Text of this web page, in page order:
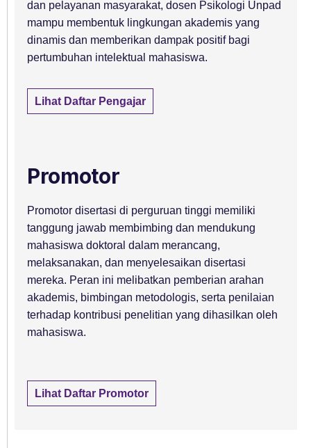
dan pelayanan masyarakat, dosen Psikologi Unpad
mampu membentuk lingkungan akademis yang
dinamis dan memberikan dampak positif bagi
pertumbuhan intelektual mahasiswa.
Lihat Daftar Pengajar
Promotor
Promotor disertasi di perguruan tinggi memiliki
tanggung jawab membimbing dan mendukung
mahasiswa doktoral dalam merancang,
melaksanakan, dan menyelesaikan disertasi
mereka. Peran ini melibatkan pemberian arahan
akademis, bimbingan metodologis, serta penilaian
terhadap kontribusi penelitian yang dihasilkan oleh
mahasiswa.
Lihat Daftar Promotor